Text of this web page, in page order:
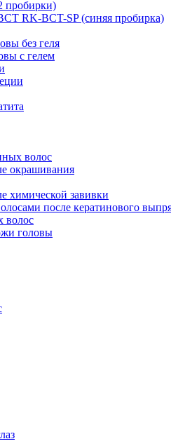
пробирки)
RK-BCT-SP (синяя пробирка)
без геля
с гелем
волос
окрашивания
химической завивки
после кератинового
волос
головы